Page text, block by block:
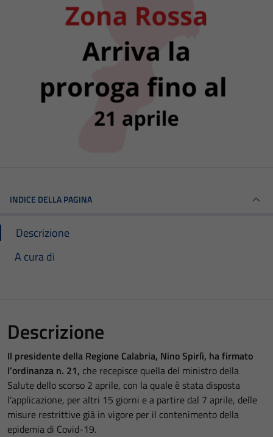
INDICE DELLA PAGINA
Descrizione
A cura di
Descrizione
Il presidente della Regione Calabria, Nino Spirlì, ha firmato
l’ordinanza n. 21, che recepisce quella del ministro della
Salute dello scorso 2 aprile, con la quale è stata disposta
l’applicazione, per altri 15 giorni e a partire dal 7 aprile, delle
misure restrittive già in vigore per il contenimento della
epidemia di Covid-19.